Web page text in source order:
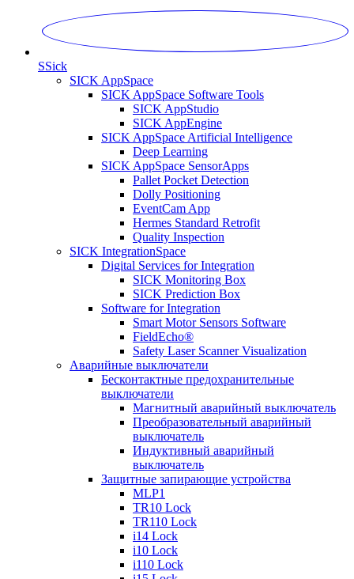
SSick
SICK AppSpace
SICK AppSpace Software Tools
SICK AppStudio
SICK AppEngine
SICK AppSpace Artificial Intelligence
Deep Learning
SICK AppSpace SensorApps
Pallet Pocket Detection
Dolly Positioning
EventCam App
Hermes Standard Retrofit
Quality Inspection
SICK IntegrationSpace
Digital Services for Integration
SICK Monitoring Box
SICK Prediction Box
Software for Integration
Smart Motor Sensors Software
FieldEcho®
Safety Laser Scanner Visualization
Аварийные выключатели
Бесконтактные предохранительные
выключатели
Магнитный аварийный выключатель
Преобразовательный аварийный
выключатель
Индуктивный аварийный
выключатель
Защитные запирающие устройства
MLP1
TR10 Lock
TR110 Lock
i14 Lock
i10 Lock
i110 Lock